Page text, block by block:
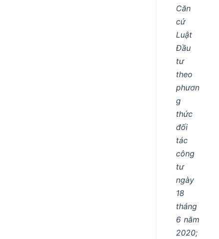
Căn
cứ
Luật
Đầu
tư
theo
phươn
g
thức
đối
tác
công
tư
ngày
18
tháng
6 năm
2020;